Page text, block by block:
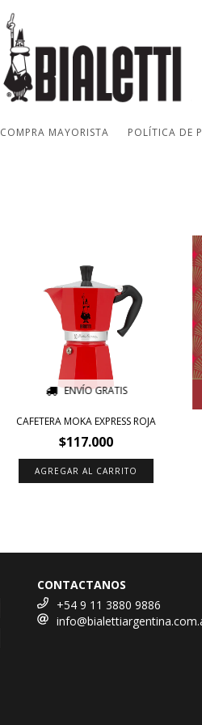
COMPRA MAYORISTA POLÍTICA DE
ENVÍO GRATIS
CAFETERA MOKA EXPRESS ROJA
$117.000
AGREGAR AL CARRITO
CONTACTANOS
+54 9 11 3880 9886